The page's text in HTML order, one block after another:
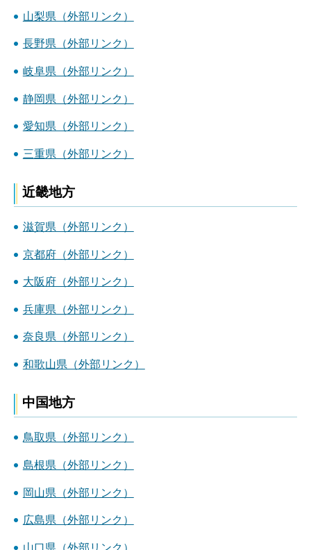
山梨県（外部リンク）
長野県（外部リンク）
岐阜県（外部リンク）
静岡県（外部リンク）
愛知県（外部リンク）
三重県（外部リンク）
近畿地方
滋賀県（外部リンク）
京都府（外部リンク）
大阪府（外部リンク）
兵庫県（外部リンク）
奈良県（外部リンク）
和歌山県（外部リンク）
中国地方
鳥取県（外部リンク）
島根県（外部リンク）
岡山県（外部リンク）
広島県（外部リンク）
山口県（外部リンク）